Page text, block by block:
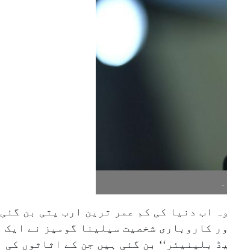
اب دنیا کی کم عمر ترین ارب پتی بن گئی
کار اور کاروباری شخصیت سیلینا گومیز نے ایک
بلینیئر‘‘ بن گئی ہیں جن کے اثاثوں کی